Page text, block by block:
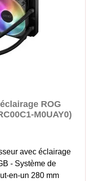
ROG
M0UAY0)
avec éclairage
- Système de
en-un 280 mm